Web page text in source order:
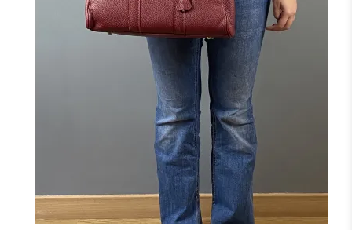
NOIR
CAMELJAUNE
J'ajoute à mon panier !